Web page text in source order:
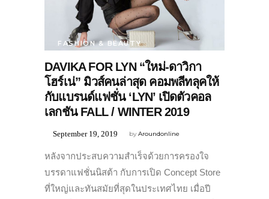
FASHION & BEAUTY
DAVIKA FOR LYN “ใหม่-ดาวิกา
โฮร์เน่” มิวส์คนล่าสุด คอมพลีทลุคให้
กับแบรนด์แฟชั่น ‘LYN’ เปิดตัวคอล
เลกชัน FALL / WINTER 2019
byAroundonline
September 19, 2019
หลังจากประสบความสำเร็จด้วยการครองใจ
บรรดาแฟชั่นนิสต้า กับการเปิด Concept Store
ที่ใหญ่และทันสมัยที่สุดในประเทศไทย เมื่อปี